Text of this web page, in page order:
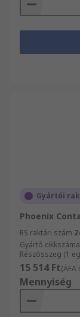
Gyártói
Phoenix
RS raktári szám
Gyártó cikkszáma
Részösszeg (1
15 514 Ft(ÁFA
Mennyiség